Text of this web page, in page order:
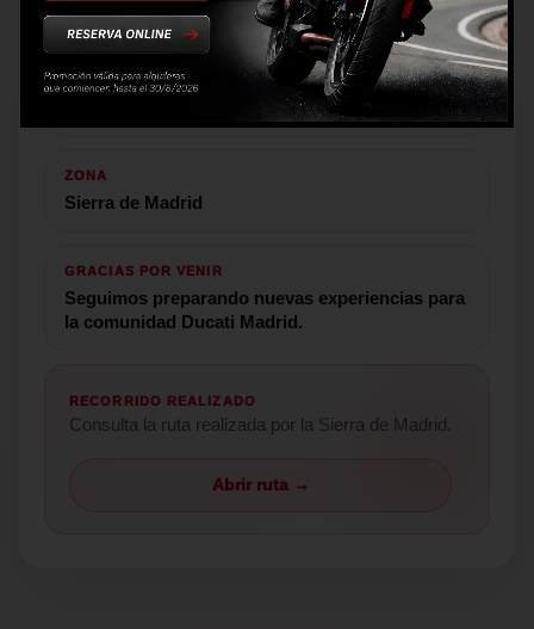
200 km aprox.
FORMATO
ZONA
Sierra de Madrid
GRACIAS POR VENIR
Seguimos preparando nuevas experiencias para
la comunidad Ducati Madrid.
RECORRIDO REALIZADO
Consulta la ruta realizada por la Sierra de Madrid.
Abrir ruta →